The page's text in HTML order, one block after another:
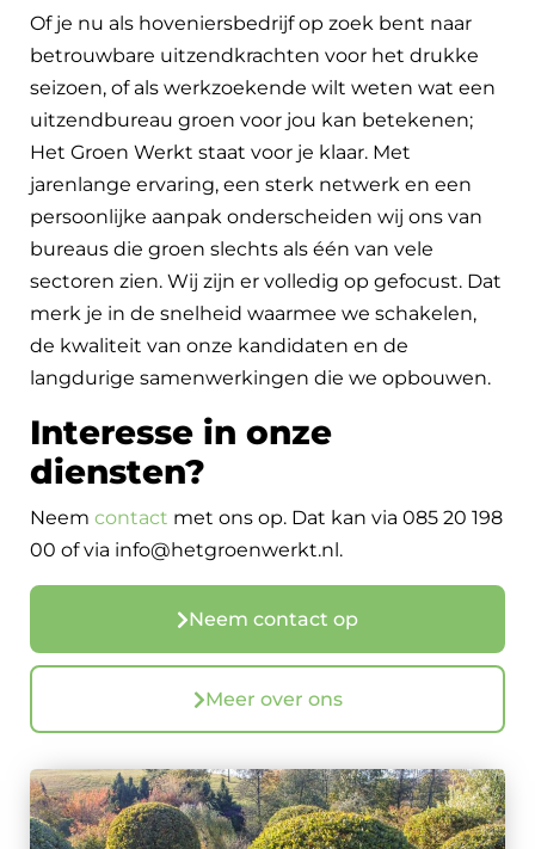
Of je nu als hoveniersbedrijf op zoek bent naar
betrouwbare uitzendkrachten voor het drukke
seizoen, of als werkzoekende wilt weten wat een
uitzendbureau groen voor jou kan betekenen;
Het Groen Werkt staat voor je klaar. Met
jarenlange ervaring, een sterk netwerk en een
persoonlijke aanpak onderscheiden wij ons van
bureaus die groen slechts als één van vele
sectoren zien. Wij zijn er volledig op gefocust. Dat
merk je in de snelheid waarmee we schakelen,
de kwaliteit van onze kandidaten en de
langdurige samenwerkingen die we opbouwen.
Interesse in onze
diensten?
Neem contact met ons op. Dat kan via 085 20 198
00 of via info@hetgroenwerkt.nl.
Neem contact op
Meer over ons